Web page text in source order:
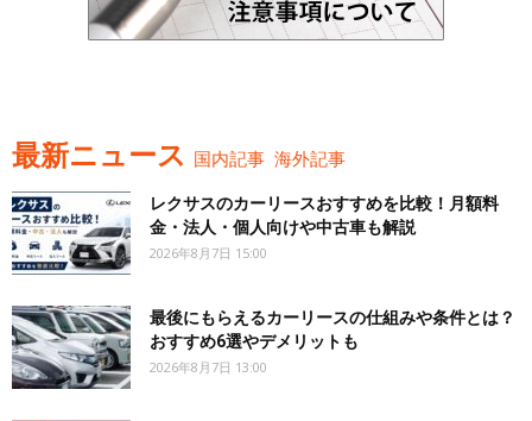
最新ニュース 国内記事 海外記事
レクサスのカーリースおすすめを比較！月額料
金・法人・個人向けや中古車も解説
2026年8月7日 15:00
最後にもらえるカーリースの仕組みや条件とは？
おすすめ6選やデメリットも
2026年8月7日 13:00